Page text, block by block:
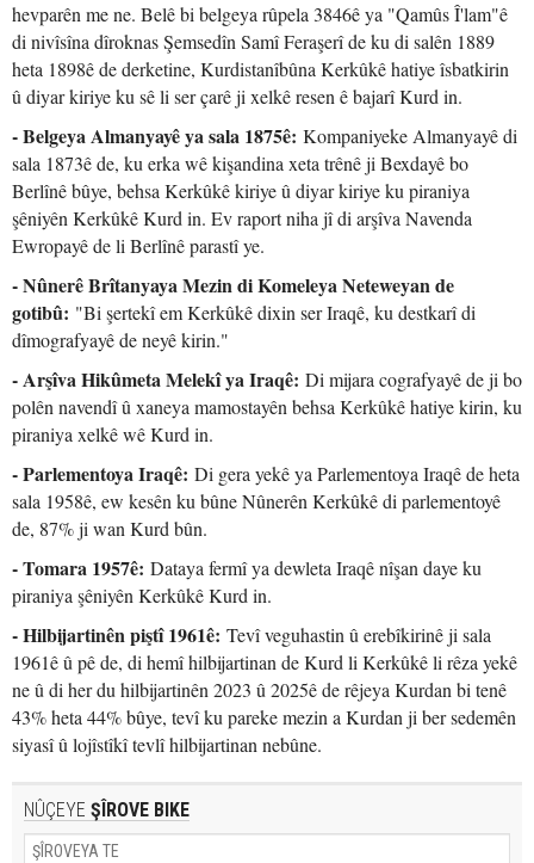
hevparên me ne. Belê bi belgeya rûpela 3846ê ya "Qamûs Î'lam"ê
di nivîsîna dîroknas Şemsedîn Samî Feraşerî de ku di salên 1889
heta 1898ê de derketine, Kurdistanîbûna Kerkûkê hatiye îsbatkirin
û diyar kiriye ku sê li ser çarê ji xelkê resen ê bajarî Kurd in.
- Belgeya Almanyayê ya sala 1875ê: Kompaniyeke Almanyayê di
sala 1873ê de, ku erka wê kişandina xeta trênê ji Bexdayê bo
Berlînê bûye, behsa Kerkûkê kiriye û diyar kiriye ku piraniya
şêniyên Kerkûkê Kurd in. Ev raport niha jî di arşîva Navenda
Ewropayê de li Berlînê parastî ye.
- Nûnerê Brîtanyaya Mezin di Komeleya Neteweyan de
gotibû: "Bi şertekî em Kerkûkê dixin ser Iraqê, ku destkarî di
dîmografyayê de neyê kirin."
- Arşîva Hikûmeta Melekî ya Iraqê: Di mijara cografyayê de ji bo
polên navendî û xaneya mamostayên behsa Kerkûkê hatiye kirin, ku
piraniya xelkê wê Kurd in.
- Parlementoya Iraqê: Di gera yekê ya Parlementoya Iraqê de heta
sala 1958ê, ew kesên ku bûne Nûnerên Kerkûkê di parlementoyê
de, 87% ji wan Kurd bûn.
- Tomara 1957ê: Dataya fermî ya dewleta Iraqê nîşan daye ku
piraniya şêniyên Kerkûkê Kurd in.
- Hilbijartinên piştî 1961ê: Tevî veguhastin û erebîkirinê ji sala
1961ê û pê de, di hemî hilbijartinan de Kurd li Kerkûkê li rêza yekê
ne û di her du hilbijartinên 2023 û 2025ê de rêjeya Kurdan bi tenê
43% heta 44% bûye, tevî ku pareke mezin a Kurdan ji ber sedemên
siyasî û lojîstîkî tevlî hilbijartinan nebûne.
NÛÇEYE ŞÎROVE BIKE